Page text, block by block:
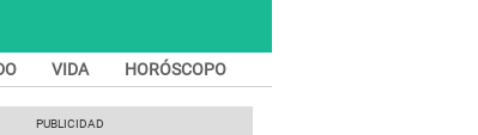
VIDA HORÓSCOPO